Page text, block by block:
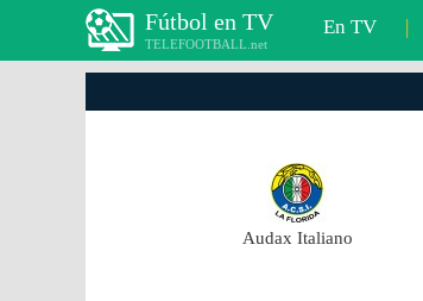
Fútbol en TV
TELEFOOTBALL.net
En TV |
Audax Italiano